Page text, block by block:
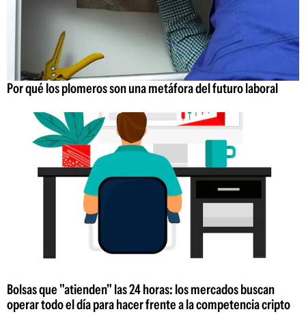
Por qué los plomeros son una metáfora del futuro laboral
Bolsas que "atienden" las 24 horas: los mercados buscan
operar todo el día para hacer frente a la competencia cripto